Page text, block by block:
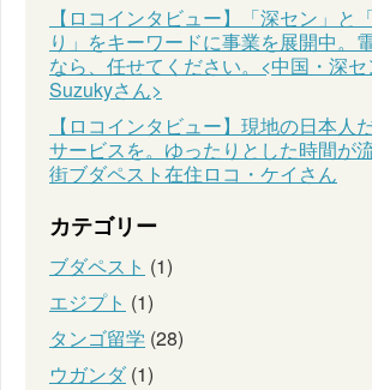
【ロコインタビュー】「深セン」と
り」をキーワードに事業を展開中。
なら、任せてください。<中国・深
Suzukyさん>
【ロコインタビュー】現地の日本人
サービスを。ゆったりとした時間が
街ブダペスト在住ロコ・ケイさん
カテゴリー
ブダペスト (1)
エジプト (1)
タンゴ留学 (28)
ウガンダ(1)